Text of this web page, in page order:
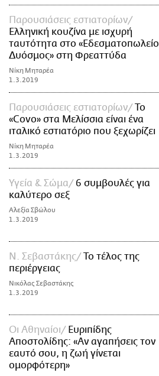
Παρουσιάσεις εστιατορίων
Ελληνική κουζίνα με ισχυρή
ταυτότητα στο «Εδεσματοπωλείο
Δυόσμος» στη Φρεαττύδα
Νίκη Μηταρέα
1.3.2019
Παρουσιάσεις εστιατορίων
Το
«Covo» στα Μελίσσια είναι ένα
ιταλικό εστιατόριο που ξεχωρίζει
Νίκη Μηταρέα
1.3.2019
Υγεία & Σώμα
6 συμβουλές για
καλύτερο σεξ
Αλεξία Σβώλου
1.3.2019
Ν. Σεβαστάκης
Το τέλος της
περιέργειας
Νικόλας Σεβαστάκης
1.3.2019
Οι Αθηναίοι
Ευριπίδης
Αποστολίδης: «Aν αγαπήσεις τον
εαυτό σου, η ζωή γίνεται
ομορφότερη»